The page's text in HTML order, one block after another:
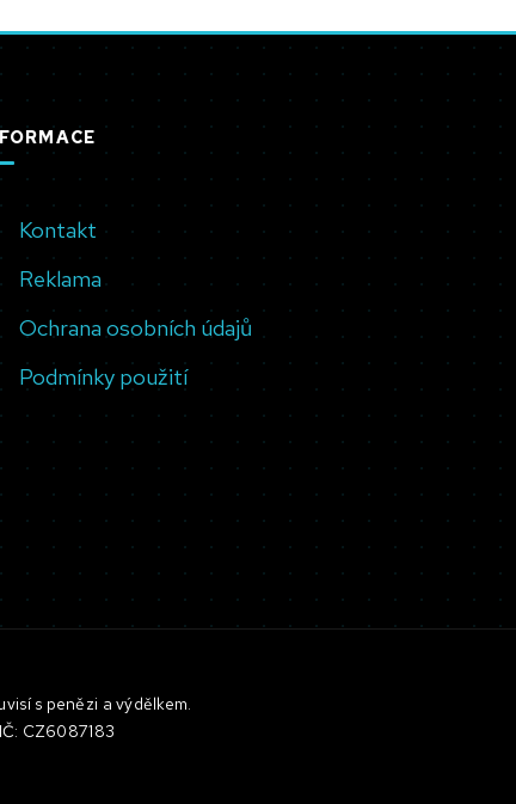
Kontakt
Reklama
Ochrana osobních údajů
Podmínky použití
s penězi a výdělkem.
CZ6087183